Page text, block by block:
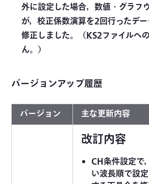
外に設定した場合，数値・グラフ
が，校正係数演算を2回行ったデ
修正しました。（KS2ファイルへ
ん。）
バージョンアップ履歴
バージョン 主な更新内容
改訂内容
CH条件設定
い波長順で設